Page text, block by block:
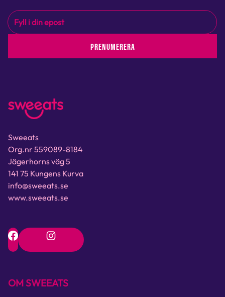
PRENUMERERA
Sweeats
Org.nr 559089-8184
Jägerhorns väg 5
141 75 Kungens Kurva
info@sweeats.se
www.sweeats.se
OM SWEEATS